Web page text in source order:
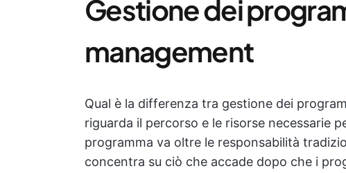
Gestione dei
management
Qual è la differenza tra gestione dei
riguarda il percorso e le risorse necessarie
programma va oltre le responsabilità
concentra su ciò che accade dopo che i